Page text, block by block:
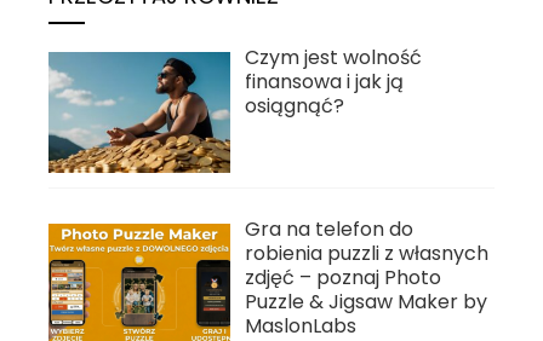
Czym jest wolność
finansowa i jak ją
osiągnąć?
Gra na telefon do
robienia puzzli z własnych
zdjęć – poznaj Photo
Puzzle & Jigsaw Maker by
MaslonLabs